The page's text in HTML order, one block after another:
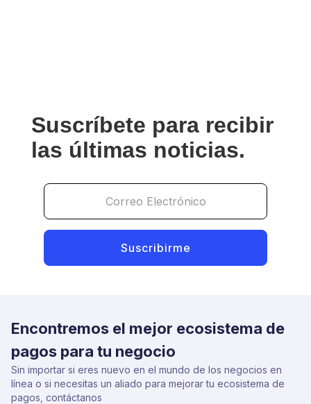
Suscríbete para recibir
las últimas noticias.
Encontremos el mejor ecosistema de
pagos para tu negocio
Sin importar si eres nuevo en el mundo de los negocios en
línea o si necesitas un aliado para mejorar tu ecosistema de
pagos, contáctanos